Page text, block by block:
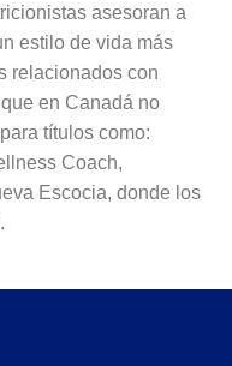
asesoran a
estilo de vida más
relacionados con
en Canadá no
títulos como:
Coach,
Escocia, donde los